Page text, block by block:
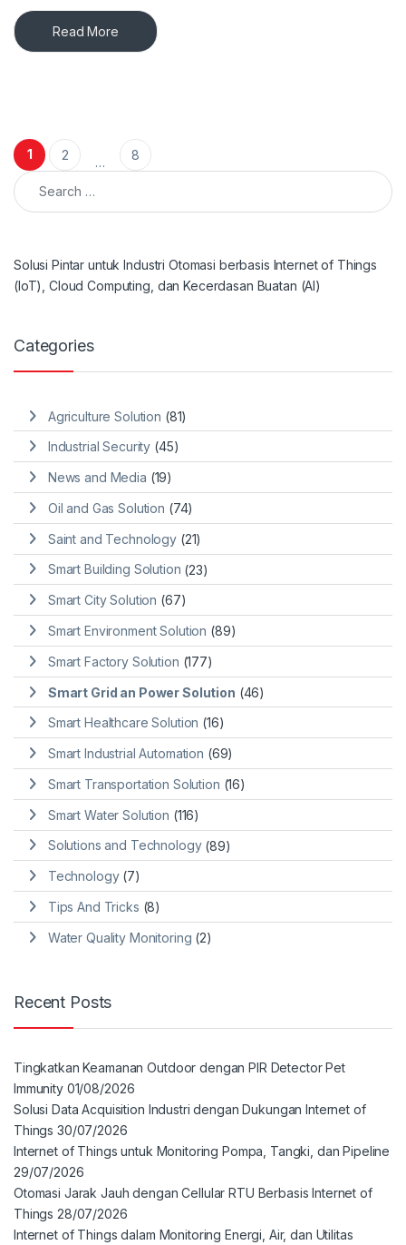
Read More
Posts pagination
1 2 …
8
Search for:
Solusi Pintar untuk Industri Otomasi berbasis Internet of Things
(IoT), Cloud Computing, dan Kecerdasan Buatan (AI)
Categories
Agriculture Solution (81)
Industrial Security (45)
News and Media (19)
Oil and Gas Solution (74)
Saint and Technology (21)
Smart Building Solution (23)
Smart City Solution (67)
Smart Environment Solution (89)
Smart Factory Solution (177)
Smart Grid an Power Solution (46)
Smart Healthcare Solution (16)
Smart Industrial Automation (69)
Smart Transportation Solution (16)
Smart Water Solution (116)
Solutions and Technology(89)
Technology(7)
Tips And Tricks (8)
Water Quality Monitoring (2)
Recent Posts
Tingkatkan Keamanan Outdoor dengan PIR Detector Pet
Immunity 01/08/2026
Solusi Data Acquisition Industri dengan Dukungan Internet of
Things 30/07/2026
Internet of Things untuk Monitoring Pompa, Tangki, dan Pipeline
29/07/2026
Otomasi Jarak Jauh dengan Cellular RTU Berbasis Internet of
Things 28/07/2026
Internet of Things dalam Monitoring Energi, Air, dan Utilitas